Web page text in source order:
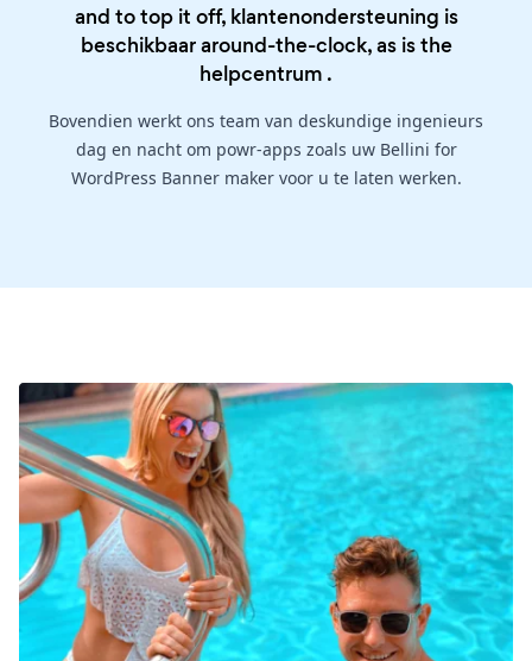
and to top it off, klantenondersteuning is
beschikbaar around-the-clock, as is the
helpcentrum .
Bovendien werkt ons team van deskundige ingenieurs
dag en nacht om powr-apps zoals uw Bellini for
WordPress Banner maker voor u te laten werken.